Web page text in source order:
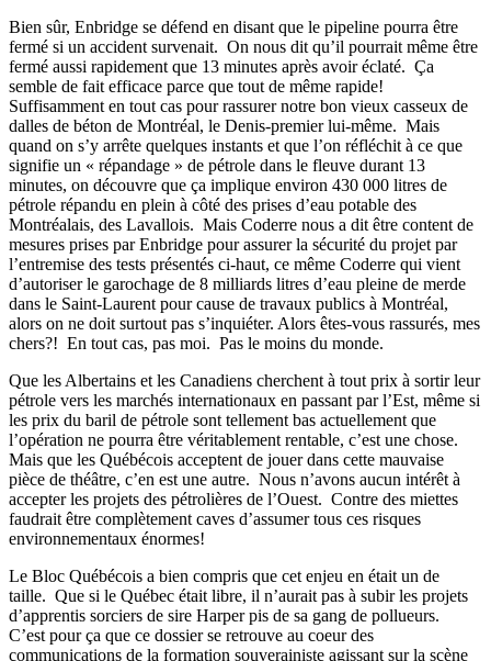
Bien sûr, Enbridge se défend en disant que le pipeline pourra être
fermé si un accident survenait. On nous dit qu’il pourrait même être
fermé aussi rapidement que 13 minutes après avoir éclaté. Ça
semble de fait efficace parce que tout de même rapide!
Suffisamment en tout cas pour rassurer notre bon vieux casseux de
dalles de béton de Montréal, le Denis-premier lui-même. Mais
quand on s’y arrête quelques instants et que l’on réfléchit à ce que
signifie un « répandage » de pétrole dans le fleuve durant 13
minutes, on découvre que ça implique environ 430 000 litres de
pétrole répandu en plein à côté des prises d’eau potable des
Montréalais, des Lavallois. Mais Coderre nous a dit être content de
mesures prises par Enbridge pour assurer la sécurité du projet par
l’entremise des tests présentés ci-haut, ce même Coderre qui vient
d’autoriser le garochage de 8 milliards litres d’eau pleine de merde
dans le Saint-Laurent pour cause de travaux publics à Montréal,
alors on ne doit surtout pas s’inquiéter. Alors êtes-vous rassurés, mes
chers?! En tout cas, pas moi. Pas le moins du monde.
Que les Albertains et les Canadiens cherchent à tout prix à sortir leur
pétrole vers les marchés internationaux en passant par l’Est, même si
les prix du baril de pétrole sont tellement bas actuellement que
l’opération ne pourra être véritablement rentable, c’est une chose.
Mais que les Québécois acceptent de jouer dans cette mauvaise
pièce de théâtre, c’en est une autre. Nous n’avons aucun intérêt à
accepter les projets des pétrolières de l’Ouest. Contre des miettes
faudrait être complètement caves d’assumer tous ces risques
environnementaux énormes!
Le Bloc Québécois a bien compris que cet enjeu en était un de
taille. Que si le Québec était libre, il n’aurait pas à subir les projets
d’apprentis sorciers de sire Harper pis de sa gang de pollueurs.
C’est pour ça que ce dossier se retrouve au coeur des
communications de la formation souverainiste agissant sur la scène